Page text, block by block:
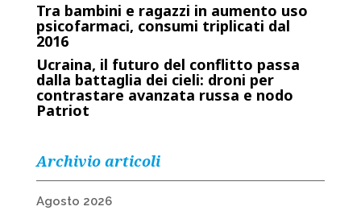
Tra bambini e ragazzi in aumento uso
psicofarmaci, consumi triplicati dal
2016
Ucraina, il futuro del conflitto passa
dalla battaglia dei cieli: droni per
contrastare avanzata russa e nodo
Patriot
Archivio articoli
Agosto 2026